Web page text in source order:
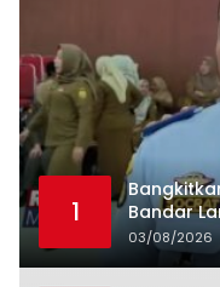
1
Bandar
03/08/2026